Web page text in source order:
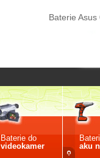
Baterie
Baterie do
videokamer
aku